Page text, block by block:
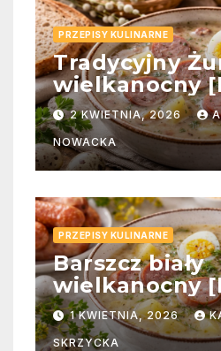
PRZEPISY KULINARNE
Tradycyjny
wielkanocny
2 KWIETNIA, 2026
NOWACKA
PRZEPISY KULINARNE
Barszcz biały
wielkanocny
1 KWIETNIA, 2026
SKRZYCKA